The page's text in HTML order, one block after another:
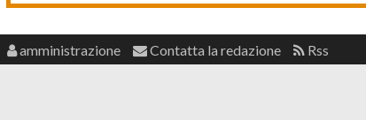
amministrazione Contatta la redazione Rss